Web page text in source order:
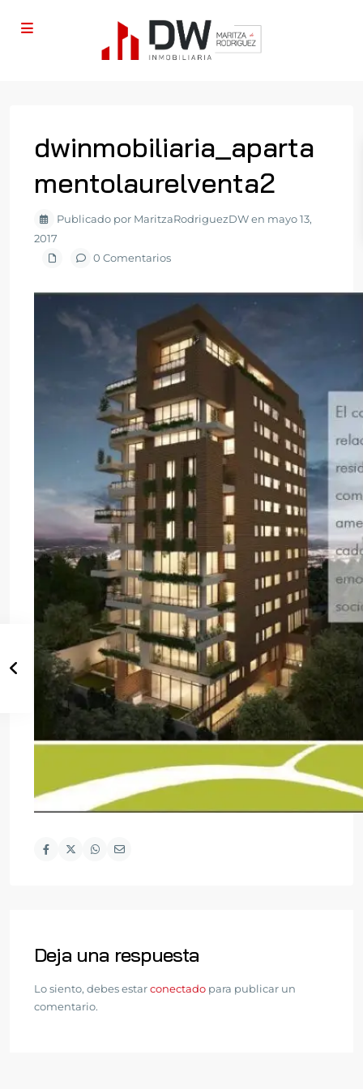
dwinmobiliaria_aparta
mentolaurelventa2
Publicado por MaritzaRodriguezDW en mayo 13,
2017
0 Comentarios
Deja una respuesta
Lo siento, debes estarconectado para publicar un
comentario.